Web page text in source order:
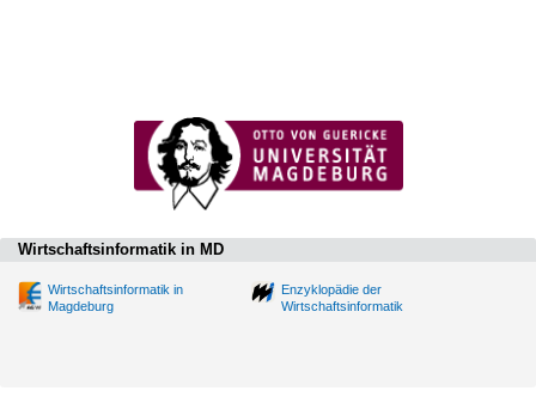
Wirtschaftsinformatik in MD
Wirtschaftsinformatik in
Magdeburg
Enzyklopädie der
Wirtschaftsinformatik